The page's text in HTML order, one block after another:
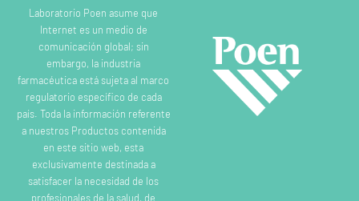
Laboratorio Poen asume que
Internet es un medio de
comunicación global; sin
embargo, la industria
farmacéutica está sujeta al marco
regulatorio específico de cada
país. Toda la información referente
a nuestros Productos contenida
en este sitio web, esta
exclusivamente destinada a
satisfacer la necesidad de los
profesionales de la salud, de